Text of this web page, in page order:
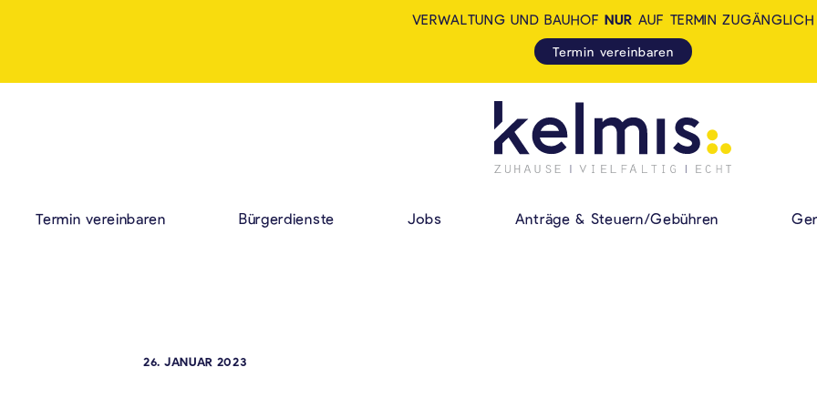
KELMIS - LA
HAUPMENÜ
Termin vereinbaren Bürgerdienste Jobs Anträge & Steuern/Gebühren
VERWALTUNG UND BAUHOF NUR AUF TERMIN ZUGÄNGLICH
Termin vereinbaren
26. JANUAR 2023